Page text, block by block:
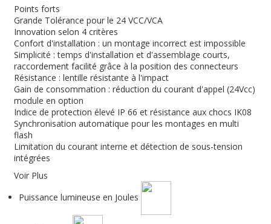
Points forts
Grande Tolérance pour le 24 VCC/VCA
Innovation selon 4 critères
Confort d'installation : un montage incorrect est impossible
Simplicité : temps d'installation et d'assemblage courts,
raccordement facilité grâce à la position des connecteurs
Résistance : lentille résistante à l'impact
Gain de consommation : réduction du courant d'appel (24Vcc)
module en option
Indice de protection élevé IP 66 et résistance aux chocs IK08
Synchronisation automatique pour les montages en multi
flash
Limitation du courant interne et détection de sous-tension
intégrées
Voir Plus
Puissance lumineuse en Joules